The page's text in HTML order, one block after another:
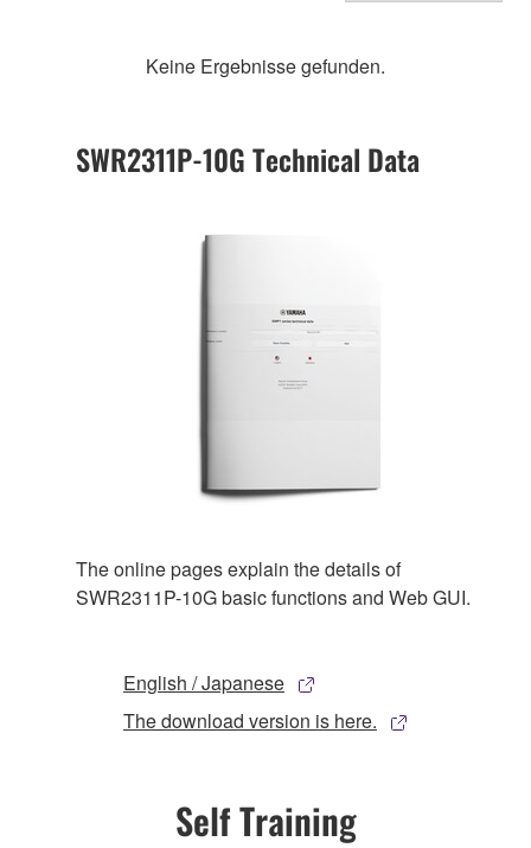
Keine Ergebnisse gefunden.
SWR2311P-10G Technical Data
The online pages explain the details of
SWR2311P-10G basic functions and Web GUI.
English / Japanese
The download version is here.
Self Training